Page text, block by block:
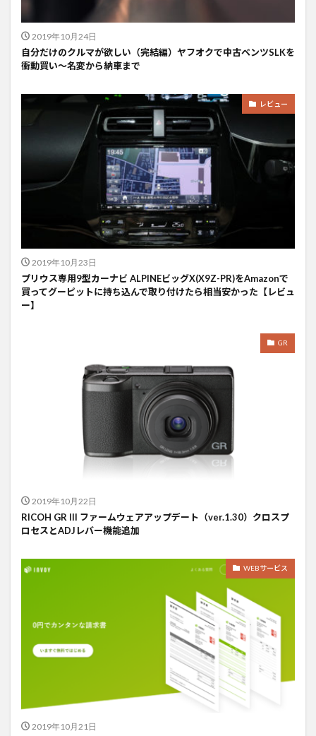
2019年10月24日
自分だけのクルマが欲しい（完結編）ヤフオクで中古ベンツSLKを
衝動買い〜名変から納車まで
レビュー
2019年10月23日
プリウス専用9型カーナビ ALPINEビッグX(X9Z-PR)をAmazonで
買ってグーピットに持ち込んで取り付けたら相当安かった【レビュ
ー】
GR
2019年10月22日
RICOH GR III ファームウェアアップデート（ver.1.30）クロスプ
ロセスとADJレバー機能追加
WEBサービス
2019年10月21日